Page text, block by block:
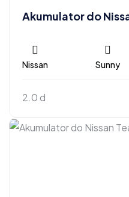
Akumulator do
Nissan Sunny
2.0 d